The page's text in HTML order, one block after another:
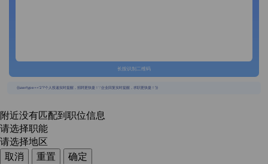
长按识别二维码
{{usertype=='2'?'个人投递实时提醒，招聘更快捷！':'企业回复实时提醒，求职更快捷！'}}
附近没有匹配到职位信息
请选择职能
请选择地区
取消
重置
确定